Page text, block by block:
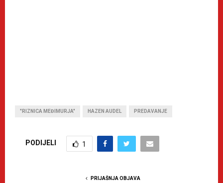
"RIZNICA MEĐIMURJA" HAZEN AUDEL PREDAVANJE
PODIJELI 1
PRIJAŠNJA OBJAVA